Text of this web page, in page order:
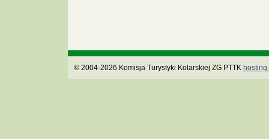
© 2004-2026 Komisja Turystyki Kolarskiej ZG PTTK hosting